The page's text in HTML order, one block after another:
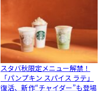
スタバ秋限定メニュー解禁！
「パンプキン スパイス ラテ」
復活、新作“チャイダー”も登場